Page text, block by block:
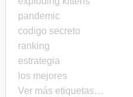
pandemic
codigo secreto
ranking
estrategia
los mejores
Ver más etiquetas…